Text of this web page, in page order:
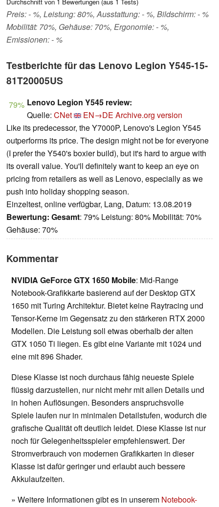
Preis: - %, Leistung: 80%, Ausstattung: - %, Bildschirm: - %
Mobilität: 70%, Gehäuse: 70%, Ergonomie: - %,
Emissionen: - %
Testberichte für das Lenovo Legion Y545-15-
81T20005US
79% Lenovo Legion Y545 review:
Quelle: CNet EN→DE Archive.org version
Like its predecessor, the Y7000P, Lenovo's Legion Y545
outperforms its price. The design might not be for everyone
(I prefer the Y540's boxier build), but it's hard to argue with
its overall value. You'll definitely want to keep an eye on
pricing from retailers as well as Lenovo, especially as we
push into holiday shopping season.
Einzeltest, online verfügbar, Lang, Datum: 13.08.2019
Bewertung: Gesamt: 79% Leistung: 80% Mobilität: 70%
Gehäuse: 70%
Kommentar
NVIDIA GeForce GTX 1650 Mobile: Mid-Range
Notebook-Grafikkarte basierend auf der Desktop GTX
1650 mit Turing Architektur. Bietet keine Raytracing und
Tensor-Kerne im Gegensatz zu den stärkeren RTX 2000
Modellen. Die Leistung soll etwas oberhalb der alten
GTX 1050 Ti liegen. Es gibt eine Variante mit 1024 und
eine mit 896 Shader.
Diese Klasse ist noch durchaus fähig neueste Spiele
flüssig darzustellen, nur nicht mehr mit allen Details und
in hohen Auflösungen. Besonders anspruchsvolle
Spiele laufen nur in minimalen Detailstufen, wodurch die
grafische Qualität oft deutlich leidet. Diese Klasse ist nur
noch für Gelegenheitsspieler empfehlenswert. Der
Stromverbrauch von modernen Grafikkarten in dieser
Klasse ist dafür geringer und erlaubt auch bessere
Akkulaufzeiten.
» Weitere Informationen gibt es in unserem Notebook-